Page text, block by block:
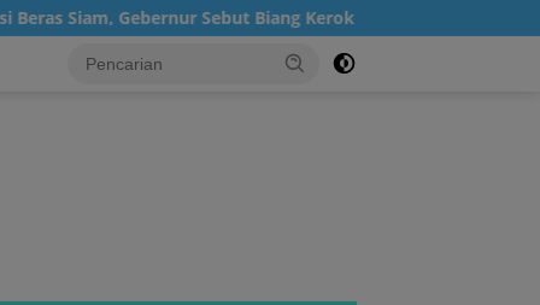
Siam, Gebernur Sebut Biang Kerok Inflasi Kalteng Posisi 4